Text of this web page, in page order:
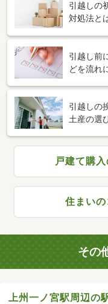
引越しの
対処法と
引越し前
どを流れ
引越しの
土産の選
戸建て購
住まい
その
上州一ノ宮駅周辺の